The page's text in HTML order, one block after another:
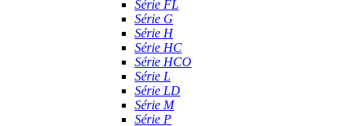
Série FL
Série G
Série H
Série HC
Série HCO
Série L
Série LD
Série M
Série P